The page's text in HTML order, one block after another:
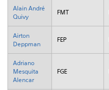
Alain André
Quivy
FMT
Airton
Deppman
FEP
Adriano
Mesquita
Alencar
FGE